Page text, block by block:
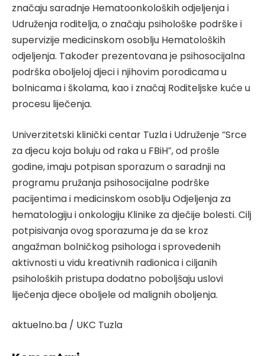
značaju saradnje Hematoonkoloških odjeljenja i
Udruženja roditelja, o značaju psihološke podrške i
supervizije medicinskom osoblju Hematoloških
odjeljenja. Također prezentovana je psihosocijalna
podrška oboljeloj djeci i njihovim porodicama u
bolnicama i školama, kao i značaj Roditeljske kuće u
procesu liječenja.
Univerzitetski klinički centar Tuzla i Udruženje “Srce
za djecu koja boluju od raka u FBiH”, od prošle
godine, imaju potpisan sporazum o saradnji na
programu pružanja psihosocijalne podrške
pacijentima i medicinskom osoblju Odjeljenja za
hematologiju i onkologiju Klinike za dječije bolesti. Cilj
potpisivanja ovog sporazuma je da se kroz
angažman bolničkog psihologa i sprovedenih
aktivnosti u vidu kreativnih radionica i ciljanih
psiholoških pristupa dodatno poboljšaju uslovi
liječenja djece oboljele od malignih oboljenja.
aktuelno.ba / UKC Tuzla